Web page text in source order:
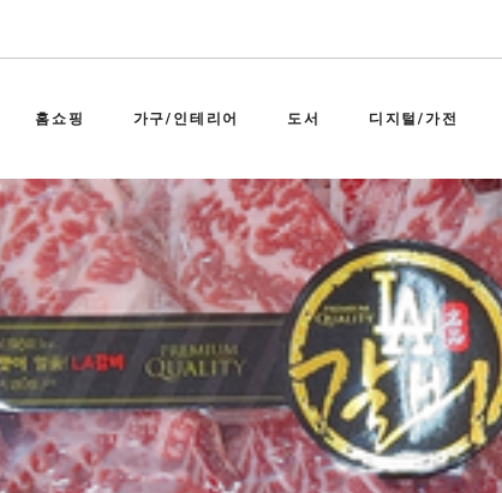
홈쇼핑 가구/인테리어 도서 디지털/가전